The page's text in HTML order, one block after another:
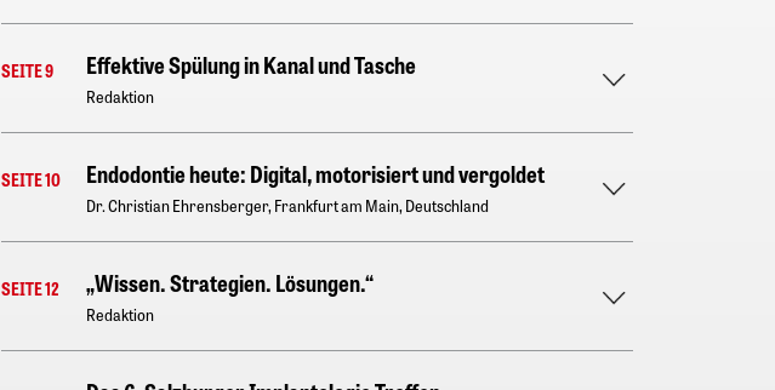
SEITE 9 Effektive Spülung in Kanal und Tasche
Redaktion
SEITE 10 Endodontie heute: Digital, motorisiert und vergoldet
Dr. Christian Ehrensberger, Frankfurt am Main, Deutschland
SEITE 12 „Wissen. Strategien. Lösungen.“
Redaktion